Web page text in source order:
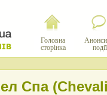
Головна
сторінка
події
Спа